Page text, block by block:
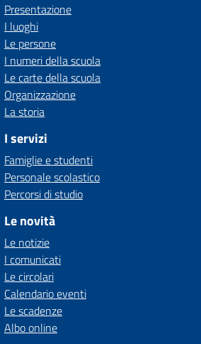
Presentazione
I luoghi
Le persone
I numeri della scuola
Le carte della scuola
Organizzazione
La storia
I servizi
Famiglie e studenti
Personale scolastico
Percorsi di studio
Le novità
Le notizie
I comunicati
Le circolari
Calendario eventi
Le scadenze
Albo online